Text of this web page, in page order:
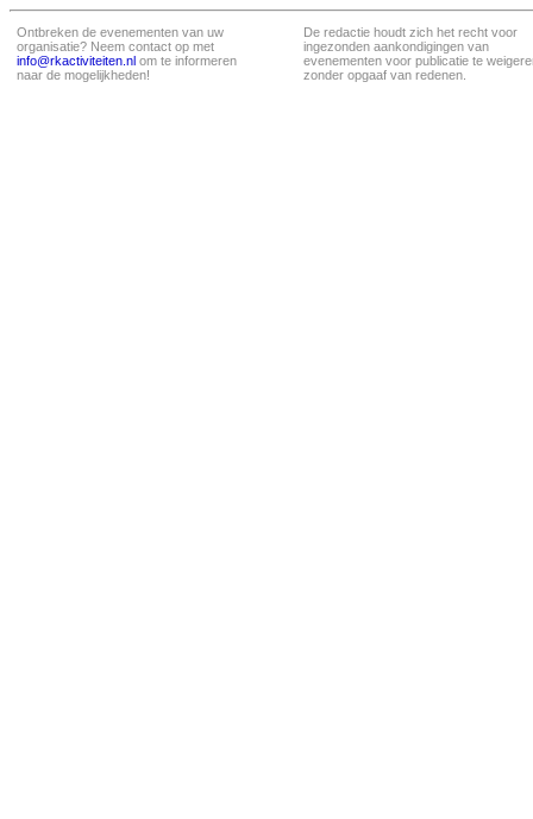
Ontbreken de evenementen van uw
organisatie? Neem contact op met
info@rkactiviteiten.nl om te informeren
naar de mogelijkheden!
De redactie houdt zich het recht voor
ingezonden aankondigingen van
evenementen voor publicatie te
zonder opgaaf van redenen.